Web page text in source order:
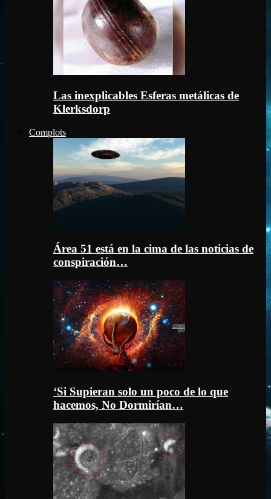
Las inexplicables Esferas metálicas de
Klerksdorp
Complots
Área 51 está en la cima de las noticias de
conspiración…
‘Si Supieran solo un poco de lo que
hacemos, No Dormirían…